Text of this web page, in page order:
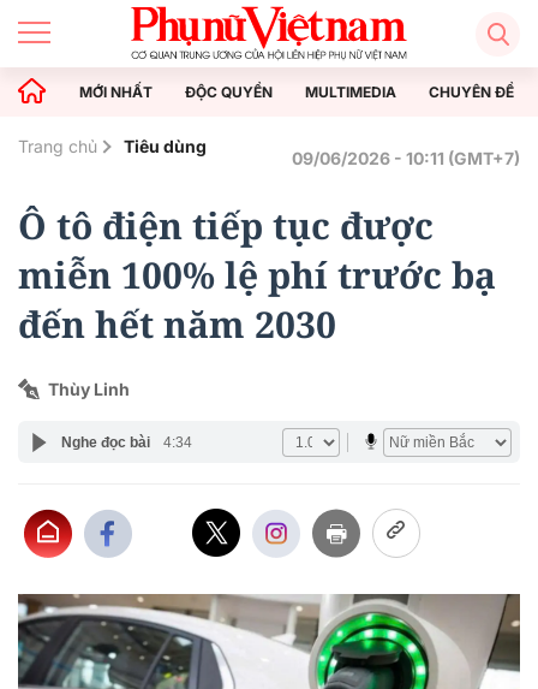
MỚI NHẤT ĐỘC QUYỀN MULTIMEDIA CHUYÊN ĐỀ
Trang chủ Tiêu dùng
09/06/2026 - 10:11 (GMT+7)
Ô tô điện tiếp tục được
miễn 100% lệ phí trước bạ
đến hết năm 2030
Thùy Linh
Nghe đọc bài 4:34